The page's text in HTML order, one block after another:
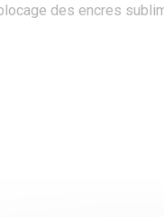
des encres